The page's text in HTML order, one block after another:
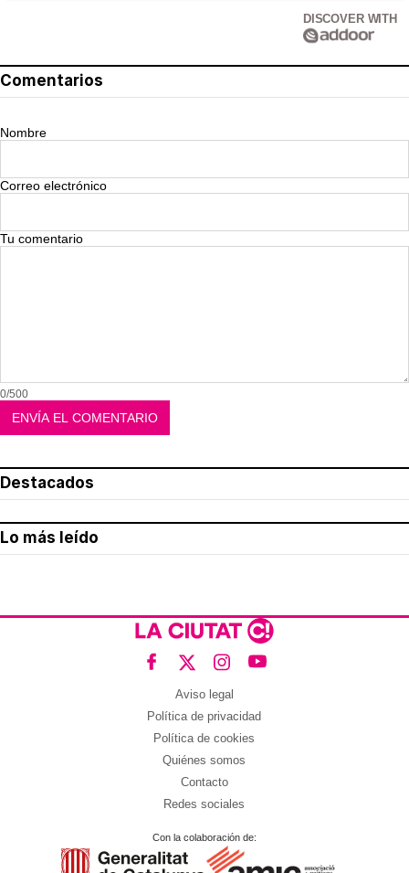
DISCOVER WITH
Comentarios
Nombre
Correo electrónico
Tu comentario
0/500
Destacados
Lo más leído
Aviso legal
Política de privacidad
Política de cookies
Quiénes somos
Contacto
Redes sociales
Con la colaboración de: